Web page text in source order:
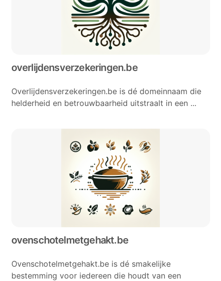
overlijdensverzekeringen.be
Overlijdensverzekeringen.be is dé domeinnaam die
helderheid en betrouwbaarheid uitstraalt in een ...
ovenschotelmetgehakt.be
Ovenschotelmetgehakt.be is dé smakelijke
bestemming voor iedereen die houdt van een